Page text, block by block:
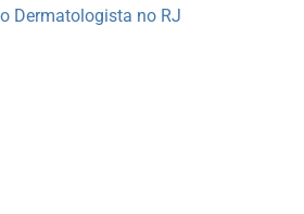
Dermatologista no RJ